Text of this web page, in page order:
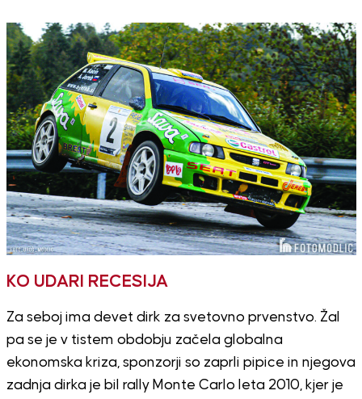
KO UDARI RECESIJA
Za seboj ima devet dirk za svetovno prvenstvo. Žal
pa se je v tistem obdobju začela globalna
ekonomska kriza, sponzorji so zaprli pipice in njegova
zadnja dirka je bil rally Monte Carlo leta 2010, kjer je